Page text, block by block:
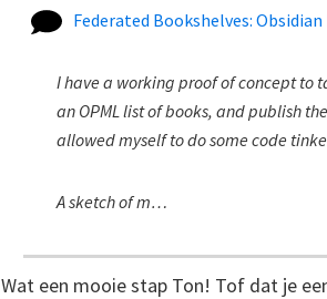
Federated Bookshelves:
I have a working proof of concept to
an OPML list of books, and publish
allowed myself to do some code
A sketch of m…
Wat een mooie stap Ton! Tof dat je